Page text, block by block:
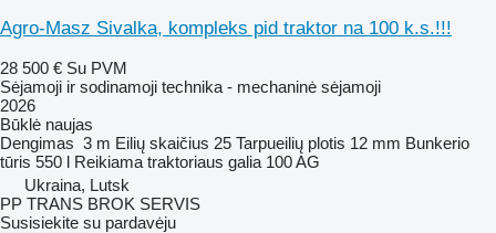
Agro-Masz Sivalka, kompleks pid traktor na 100 k.s.!!!
28 500 € Su PVM
Sėjamoji ir sodinamoji technika - mechaninė sėjamoji
2026
Būklė naujas
Dengimas 3 m Eilių skaičius 25 Tarpueilių plotis 12 mm Bunkerio
tūris 550 l Reikiama traktoriaus galia 100 AG
Ukraina, Lutsk
PP TRANS BROK SERVIS
Susisiekite su pardavėju